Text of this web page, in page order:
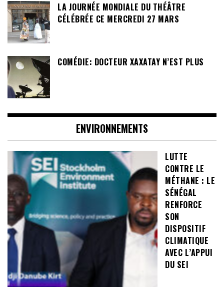
LA JOURNÉE MONDIALE DU THÉÂTRE
CÉLÉBRÉE CE MERCREDI 27 MARS
COMÉDIE: DOCTEUR XAXATAY N’EST PLUS
ENVIRONNEMENTS
LUTTE
CONTRE LE
MÉTHANE : LE
SÉNÉGAL
RENFORCE
SON
DISPOSITIF
CLIMATIQUE
AVEC L’APPUI
DU SEI